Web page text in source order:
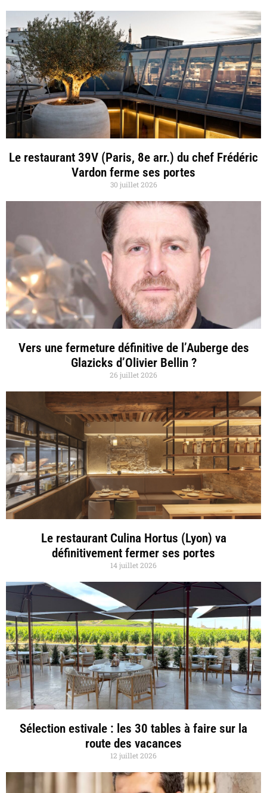
Le restaurant 39V (Paris, 8e arr.) du chef Frédéric
Vardon ferme ses portes
30 juillet 2026
Vers une fermeture définitive de l’Auberge des
Glazicks d’Olivier Bellin ?
26 juillet 2026
Le restaurant Culina Hortus (Lyon) va
définitivement fermer ses portes
14 juillet 2026
Sélection estivale : les 30 tables à faire sur la
route des vacances
12 juillet 2026